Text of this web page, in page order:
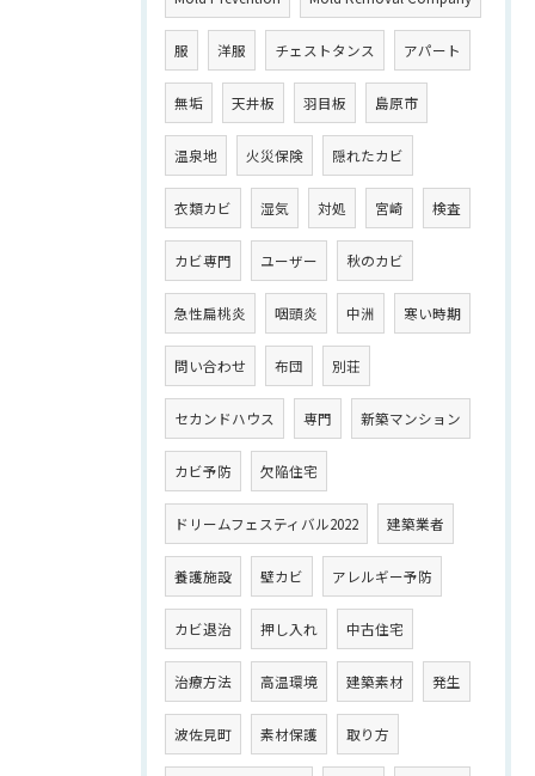
服 洋服 チェストタンス アパート
無垢 天井板 羽目板 島原市
温泉地 火災保険 隠れたカビ
衣類カビ 湿気 対処 宮崎 検査
カビ専門 ユーザー 秋のカビ
急性扁桃炎 咽頭炎 中洲 寒い時期
問い合わせ 布団 別荘
セカンドハウス 専門 新築マンション
カビ予防 欠陥住宅
ドリームフェスティバル2022 建築業者
養護施設 壁カビ アレルギー予防
カビ退治 押し入れ 中古住宅
治療方法 高温環境 建築素材 発生
波佐見町 素材保護 取り方